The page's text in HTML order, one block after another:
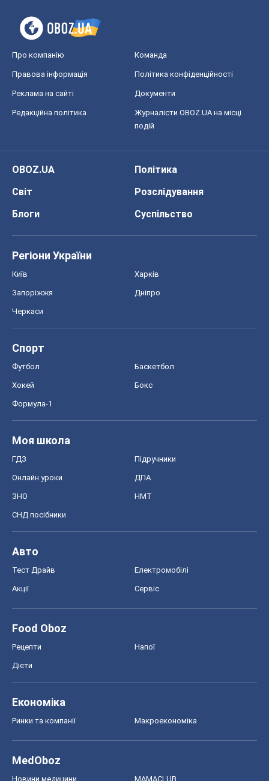
Про компанію Команда
Правова інформація Політика конфіденційності
Реклама на сайті Документи
Редакційна політика
Журналісти OBOZ.UA на місці
подій
OBOZ.UA
Політика
Світ
Розслідування
Блоги
Суспільство
Регіони України
Київ Харків
Запоріжжя Дніпро
Черкаси
Спорт
Футбол Баскетбол
Хокей Бокс
Формула-1
Моя школа
ГДЗ Підручники
Онлайн уроки ДПА
ЗНО НМТ
СНД посібники
Авто
Тест Драйв Електромобілі
Акції Сервіс
Food Oboz
Рецепти Напої
Дієти
Економіка
Ринки та компанії Макроекономіка
MedOboz
Новини медицини MAMACLUB